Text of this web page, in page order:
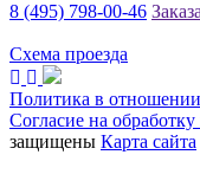
8 (495) 798-00-46
Схема проезда
Политика в
Согласие на
защищены Карта сайта